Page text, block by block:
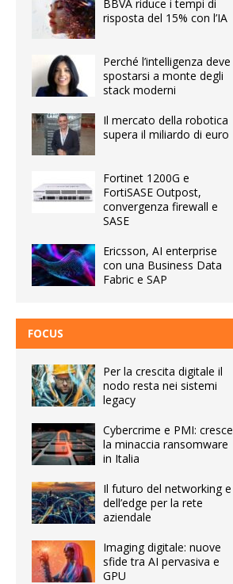
BBVA riduce i tempi di
risposta del 15% con l’IA
Perché l’intelligenza deve
spostarsi a monte degli
stack moderni
Il mercato della robotica
supera il miliardo di euro
Fortinet 1200G e
FortiSASE Outpost,
convergenza firewall e
SASE
Ericsson, AI enterprise
con una Business Data
Fabric e SAP
FOCUS
Per la crescita digitale il
nodo resta nei sistemi
legacy
Cybercrime e PMI: cresce
la minaccia ransomware
in Italia
Il futuro del networking e
dell’edge per la rete
aziendale
Imaging digitale: nuove
sfide tra AI pervasiva e
GPU